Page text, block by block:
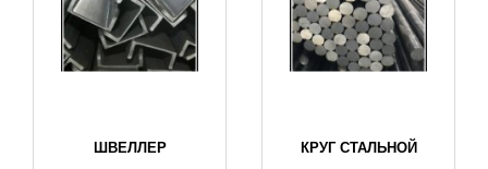
ШВЕЛЛЕР КРУГ СТАЛЬНОЙ